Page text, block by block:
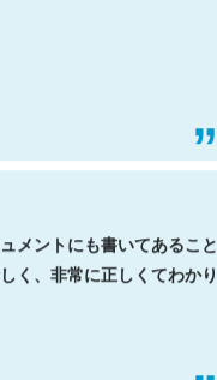
メントにも書いてあること
く、非常に正しくてわかり